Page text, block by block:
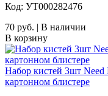
Код: УТ000282476
70 руб. | В наличии
В корзину
Набор кистей 3шт
картонном блистере